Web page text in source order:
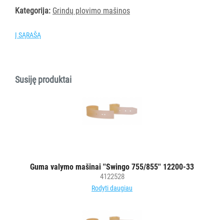
KOSMETIKA
AKSESUARAI
ĮRANGA
GAMINIAI
Kategorija: Grindų plovimo mašinos
Į SĄRAŠĄ
Susiję produktai
Guma valymo mašinai ''Swingo 755/855'' 12200-33
4122528
Rodyti daugiau